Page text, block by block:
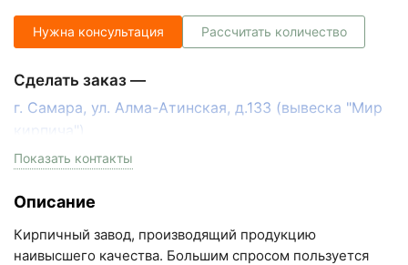
Нужна консультация Рассчитать количество
Сделать заказ —
г. Самара, ул. Алма-Атинская, д.133 (вывеска "Мир
кирпича")
пн-пт с 9:00 до 18:00, сб с 10:00 до 16:00
+7 (993) 993-77-33
Написать в МАКС
Показать контакты
Описание
Кирпичный завод, производящий продукцию
наивысшего качества. Большим спросом пользуется